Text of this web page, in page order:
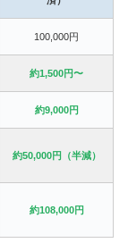
100,000円
約1,500円〜
約9,000円
約50,000円（半減）
約108,000円